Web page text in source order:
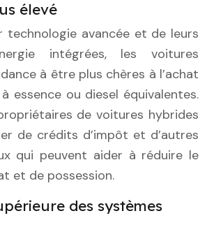
élevé
technologie avancée et de leurs
intégrées, les voitures
à être plus chères à l’achat
essence ou diesel équivalentes.
de voitures hybrides
de crédits d’impôt et d’autres
qui peuvent aider à réduire le
et de possession.
des systèmes